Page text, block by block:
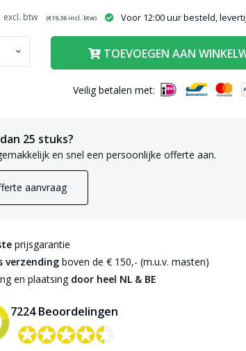
(€19,36incl. btw) Voor 12:00 uur besteld,
TOEVOEGEN AAN
Veilig betalen met:
25 stuks?
en snel een persoonlijke offerte aan.
aanvraag
prijsgarantie
verzending boven de € 150,- (m.u.v. masten)
en plaatsing door heel NL & BE
7224 Beoordelingen
✪✪✪✪✪
✪✪✪✪✪